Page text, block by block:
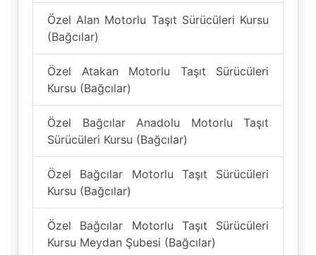
Özel Alan Motorlu Taşıt Sürücüleri Kursu
(Bağcılar)
Özel Atakan Motorlu Taşıt Sürücüleri
Kursu (Bağcılar)
Özel Bağcılar Anadolu Motorlu Taşıt
Sürücüleri Kursu (Bağcılar)
Özel Bağcılar Motorlu Taşıt Sürücüleri
Kursu (Bağcılar)
Özel Bağcılar Motorlu Taşıt Sürücüleri
Kursu Meydan Şubesi (Bağcılar)